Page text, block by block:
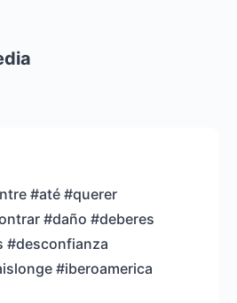
#até #querer
#daño #deberes
#desconfianza
#iberoamerica